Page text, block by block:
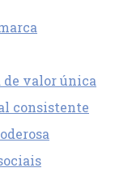
de valor única
consistente